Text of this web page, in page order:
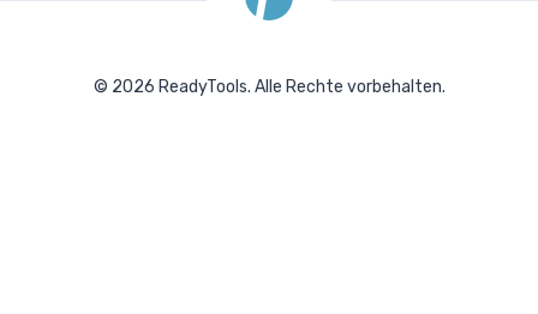
© 2026 ReadyTools. Alle Rechte vorbehalten.